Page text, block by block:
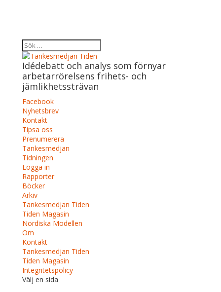
Idédebatt och analys som förnyar
arbetarrörelsens frihets- och
jämlikhetssträvan
Facebook
Nyhetsbrev
Kontakt
Tipsa oss
Prenumerera
Tankesmedjan
Tidningen
Logga in
Rapporter
Böcker
Arkiv
Tankesmedjan Tiden
Tiden Magasin
Nordiska Modellen
Om
Kontakt
Tankesmedjan Tiden
Tiden Magasin
Integritetspolicy
Välj en sida